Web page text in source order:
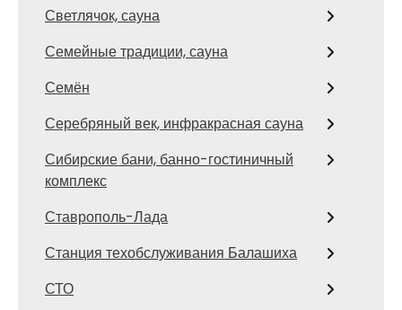
Светлячок, сауна
Семейные традиции, сауна
Семён
Серебряный век, инфракрасная сауна
Сибирские бани, банно-гостиничный
комплекс
Ставрополь-Лада
Станция техобслуживания Балашиха
СТО